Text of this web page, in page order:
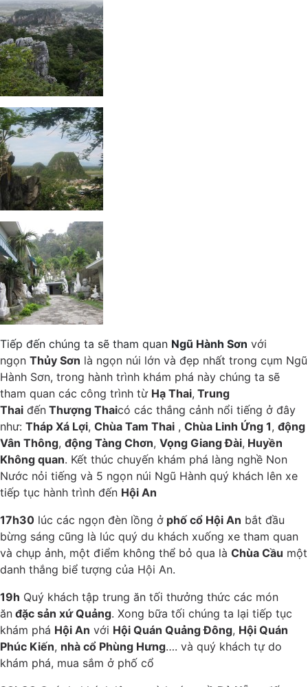
Tiếp đến chúng ta sẽ tham quan Ngũ Hành Sơn với
ngọn Thủy Sơn là ngọn núi lớn và đẹp nhất trong cụm Ngũ
Hành Sơn, trong hành trình khám phá này chúng ta sẽ
tham quan các công trình từ Hạ Thai, Trung
Thai đến Thượng Thaicó các thắng cảnh nổi tiếng ở đây
như: Tháp Xá Lợi, Chùa Tam Thai , Chùa Linh Ứng 1, động
Vân Thông, động Tàng Chơn, Vọng Giang Đài, Huyền
Không quan. Kết thúc chuyến khám phá làng nghề Non
Nước nỏi tiếng và 5 ngọn núi Ngũ Hành quý khách lên xe
tiếp tục hành trình đến Hội An
17h30 lúc các ngọn đèn lồng ở phố cổ Hội An bắt đầu
bừng sáng cũng là lúc quý du khách xuống xe tham quan
và chụp ảnh, một điểm không thể bỏ qua là Chùa Cầu một
danh thắng biể tượng của Hội An.
19h Quý khách tập trung ăn tối thưởng thức các món
ăn đặc sản xứ Quảng. Xong bữa tối chúng ta lại tiếp tục
khám phá Hội An với Hội Quán Quảng Đông, Hội Quán
Phúc Kiến, nhà cổ Phùng Hưng…. và quý khách tự do
khám phá, mua sắm ở phố cổ